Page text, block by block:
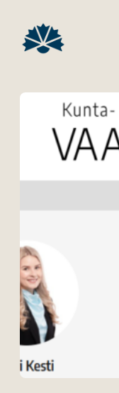
sisältöön